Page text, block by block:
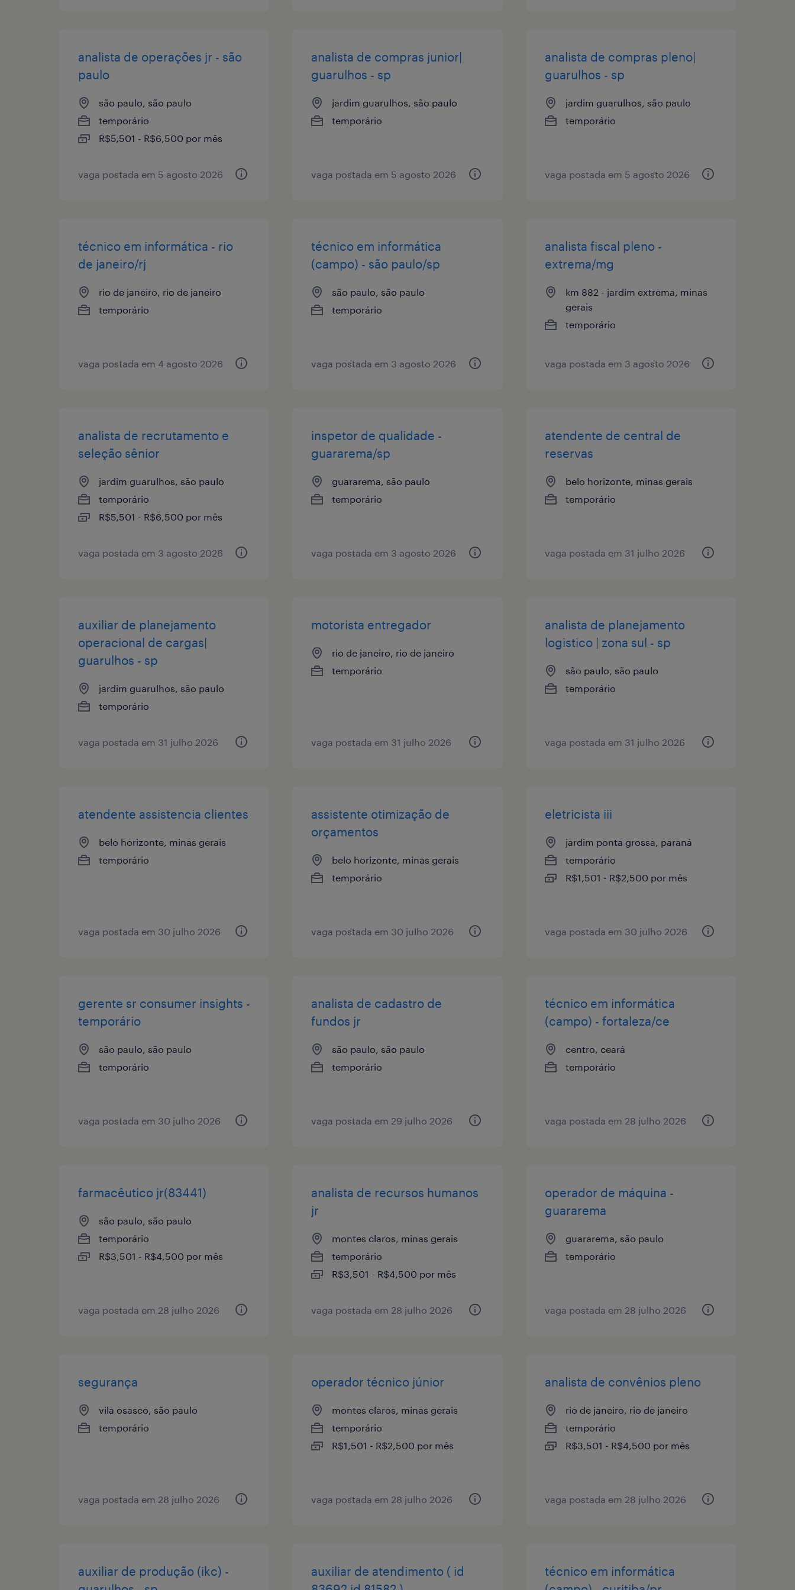
analista de operações jr - são
paulo
são paulo, são paulo
temporário
R$5,501 - R$6,500 por mês
vaga postada em 5 agosto 2026
analista de compras junior|
guarulhos - sp
jardim guarulhos, são paulo
temporário
vaga postada em 5 agosto 2026
analista de compras pleno|
guarulhos - sp
jardim guarulhos, são paulo
temporário
vaga postada em 5 agosto 2026
técnico em informática - rio
de janeiro/rj
rio de janeiro, rio de janeiro
temporário
vaga postada em 4 agosto 2026
técnico em informática
(campo) - são paulo/sp
são paulo, são paulo
temporário
vaga postada em 3 agosto 2026
analista fiscal pleno -
extrema/mg
km 882 - jardim extrema, minas
gerais
temporário
vaga postada em 3 agosto 2026
analista de recrutamento e
seleção sênior
jardim guarulhos, são paulo
temporário
R$5,501 - R$6,500 por mês
vaga postada em 3 agosto 2026
inspetor de qualidade -
guararema/sp
guararema, são paulo
temporário
vaga postada em 3 agosto 2026
atendente de central de
reservas
belo horizonte, minas gerais
temporário
vaga postada em 31 julho 2026
auxiliar de planejamento
operacional de cargas|
guarulhos - sp
jardim guarulhos, são paulo
temporário
vaga postada em 31 julho 2026
motorista entregador
rio de janeiro, rio de janeiro
temporário
vaga postada em 31 julho 2026
analista de planejamento
logistico | zona sul - sp
são paulo, são paulo
temporário
vaga postada em 31 julho 2026
atendente assistencia clientes
belo horizonte, minas gerais
temporário
vaga postada em 30 julho 2026
assistente otimização de
orçamentos
belo horizonte, minas gerais
temporário
vaga postada em 30 julho 2026
eletricista iii
jardim ponta grossa, paraná
temporário
R$1,501 - R$2,500 por mês
vaga postada em 30 julho 2026
gerente sr consumer insights -
temporário
são paulo, são paulo
temporário
vaga postada em 30 julho 2026
analista de cadastro de
fundos jr
são paulo, são paulo
temporário
vaga postada em 29 julho 2026
técnico em informática
(campo) - fortaleza/ce
centro, ceará
temporário
vaga postada em 28 julho 2026
farmacêutico jr(83441)
são paulo, são paulo
temporário
R$3,501 - R$4,500 por mês
vaga postada em 28 julho 2026
analista de recursos humanos
jr
montes claros, minas gerais
temporário
R$3,501 - R$4,500 por mês
vaga postada em 28 julho 2026
operador de máquina -
guararema
guararema, são paulo
temporário
vaga postada em 28 julho 2026
segurança
vila osasco, são paulo
temporário
vaga postada em 28 julho 2026
operador técnico júnior
montes claros, minas gerais
temporário
R$1,501 - R$2,500 por mês
vaga postada em 28 julho 2026
analista de convênios pleno
rio de janeiro, rio de janeiro
temporário
R$3,501 - R$4,500 por mês
vaga postada em 28 julho 2026
auxiliar de produção (ikc) -
auxiliar de atendimento ( id
técnico em informática